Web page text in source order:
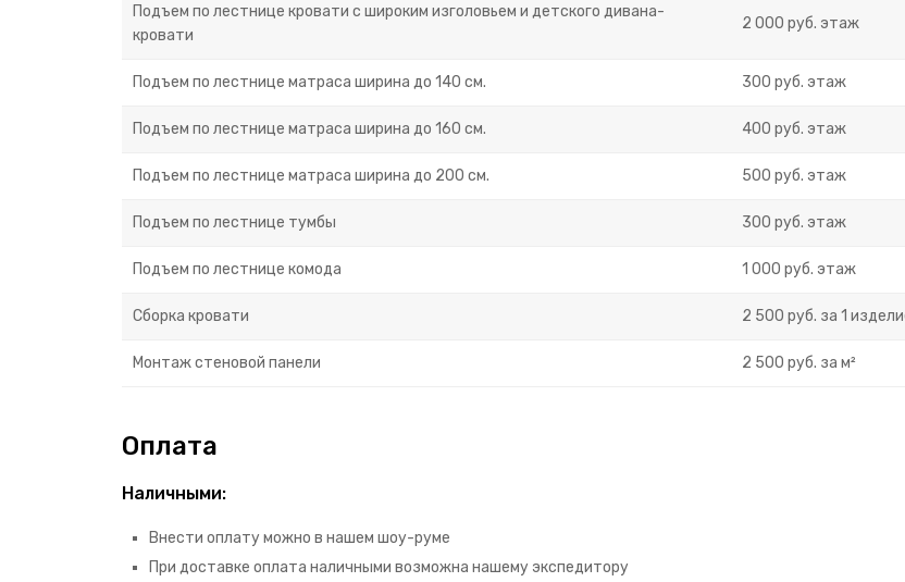
Подъем по лестнице кровати с широким изголовьем и детского дивана-
кровати
2 000 руб. этаж
Подъем по лестнице матраса ширина до 140 см. 300 руб. этаж
Подъем по лестнице матраса ширина до 160 см. 400 руб. этаж
Подъем по лестнице матраса ширина до 200 см. 500 руб. этаж
Подъем по лестнице тумбы 300 руб. этаж
Подъем по лестнице комода 1 000 руб. этаж
Сборка кровати 2 500 руб. за 1
Монтаж стеновой панели 2 500 руб. за м²
Оплата
Наличными:
Внести оплату можно в нашем шоу-руме
При доставке оплата наличными возможна нашему экспедитору